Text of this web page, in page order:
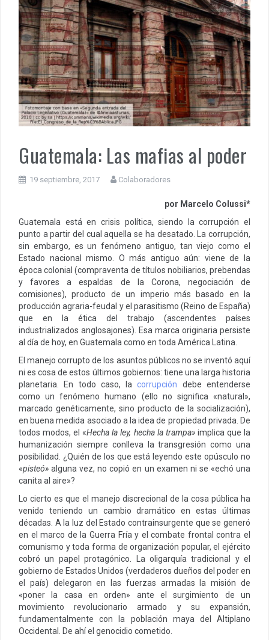
Guatemala: Las mafias al poder
19 septiembre, 2017 Colaboradores
por Marcelo Colussi*
Guatemala está en crisis política, siendo la corrupción el
punto a partir del cual aquella se ha desatado. La corrupción,
sin embargo, es un fenómeno antiguo, tan viejo como el
Estado nacional mismo. O más antiguo aún: viene de la
época colonial (compraventa de títulos nobiliarios, prebendas
y favores a espaldas de la Corona, negociación de
comisiones), producto de un imperio más basado en la
producción agraria-feudal y el parasitismo (Reino de España)
que en la ética del trabajo (ascendentes países
industrializados anglosajones). Esa marca originaria persiste
al día de hoy, en Guatemala como en toda América Latina.
El manejo corrupto de los asuntos públicos no se inventó aquí
ni es cosa de estos últimos gobiernos: tiene una larga historia
planetaria. En todo caso, lacorrupción debe entenderse
como un fenómeno humano (ello no significa «natural»,
marcado genéticamente, sino producto de la socialización),
en buena medida asociado a la idea de propiedad privada. De
todos modos, el «Hecha la ley, hecha la trampa»implica que la
humanización siempre conlleva la transgresión como una
posibilidad. ¿Quién de los que está leyendo este opúsculo no
«pisteó» alguna vez, no copió en un examen ni se «echó una
canita al aire»?
Lo cierto es que el manejo discrecional de la cosa pública ha
venido teniendo un cambio dramático en estas últimas
décadas. A la luz del Estado contrainsurgente que se generó
en el marco de la Guerra Fría y el combate frontal contra el
comunismo y toda forma de organización popular, el ejército
cobró un papel protagónico. La oligarquía tradicional y el
gobierno de Estados Unidos (verdaderos dueños del poder en
el país) delegaron en las fuerzas armadas la misión de
«poner la casa en orden» ante el surgimiento de un
movimiento revolucionario armado y su expansión,
fundamentalmente con la población maya del Altiplano
Occidental. De ahí el genocidio cometido.